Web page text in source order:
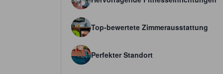
Top-bewertete Zimmerausstattung
Perfekter Standort